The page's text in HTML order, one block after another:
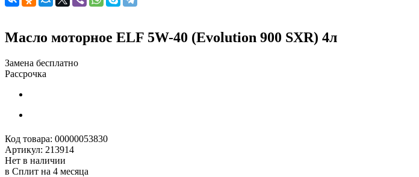
Масло мотоpное ELF 5W-40 (Evolution 900 SXR) 4л
Замена бесплатно
Рассрочка
Код товара: 00000053830
Артикул: 213914
Нет в наличии
в Сплит на 4 месяца